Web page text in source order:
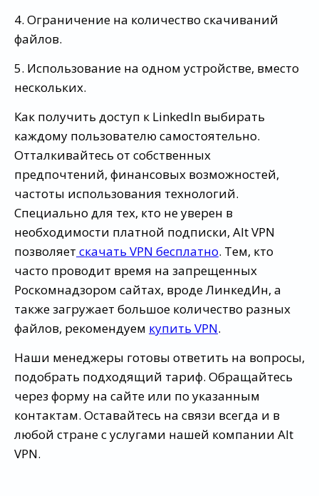
4. Ограничение на количество скачиваний
файлов.
5. Использование на одном устройстве, вместо
нескольких.
Как получить доступ к LinkedIn выбирать
каждому пользователю самостоятельно.
Отталкивайтесь от собственных
предпочтений, финансовых возможностей,
частоты использования технологий.
Специально для тех, кто не уверен в
необходимости платной подписки, Alt VPN
позволяет скачать VPN бесплатно. Тем, кто
часто проводит время на запрещенных
Роскомнадзором сайтах, вроде ЛинкедИн, а
также загружает большое количество разных
файлов, рекомендуем купить VPN.
Наши менеджеры готовы ответить на вопросы,
подобрать подходящий тариф. Обращайтесь
через форму на сайте или по указанным
контактам. Оставайтесь на связи всегда и в
любой стране с услугами нашей компании Alt
VPN.